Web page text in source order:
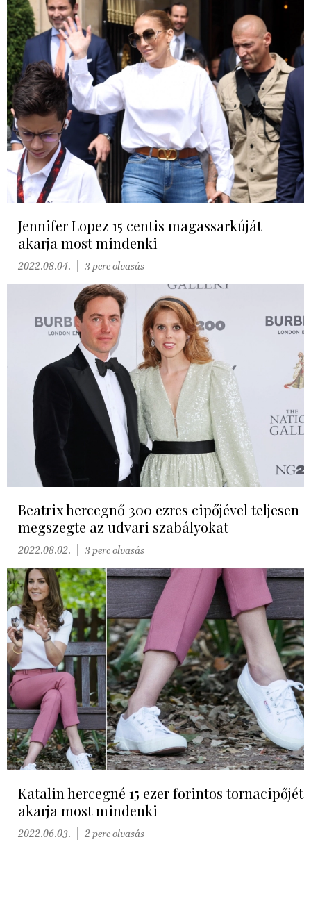
Jennifer Lopez 15 centis magassarkúját
akarja most mindenki
2022.08.04. 3 perc olvasás
Beatrix hercegnő 300 ezres cipőjével teljesen
megszegte az udvari szabályokat
2022.08.02. 3 perc olvasás
Katalin hercegné 15 ezer forintos tornacipőjét
akarja most mindenki
2022.06.03. 2 perc olvasás